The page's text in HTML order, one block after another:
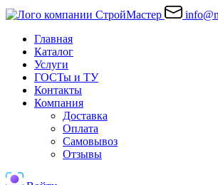
Главная
Каталог
Услуги
ГОСТы и ТУ
Контакты
Компания
Доставка
Оплата
Самовывоз
Отзывы